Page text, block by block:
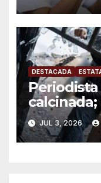
DESTACADA
JUL 3, 2026